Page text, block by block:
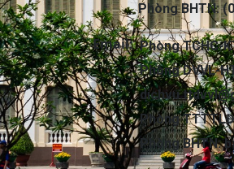
Phòng BHTN:
Email: Phòng TCHC-
Phòng DVVL-
Phòng
Phòng BHTN: